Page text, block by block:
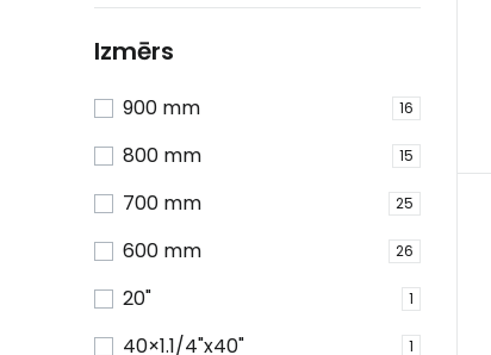
Izmērs
900 mm 16
800 mm 15
700 mm 25
600 mm 26
20" 1
40×1.1/4"x40" 1